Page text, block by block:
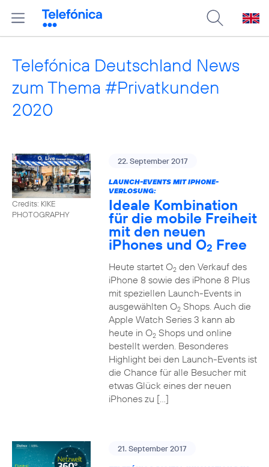
Telefónica Deutschland News
zum Thema #Privatkunden
2020
Credits: KIKE
PHOTOGRAPHY
22. September 2017
LAUNCH-EVENTS MIT IPHONE-
VERLOSUNG:
Ideale Kombination
für die mobile Freiheit
mit den neuen
iPhones und O2 Free
Heute startet O2den Verkauf des
iPhone 8 sowie des iPhone 8 Plus
mit speziellen Launch-Events in
ausgewählten O2Shops. Auch die
Apple Watch Series 3 kann ab
heute in O2Shops und online
bestellt werden. Besonderes
Highlight bei den Launch-Events ist
die Chance für alle Besucher mit
etwas Glück eines der neuen
iPhones zu […]
21. September 2017